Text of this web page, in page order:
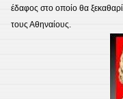
έδαφος στο οποίο θα
τους Αθηναίους.